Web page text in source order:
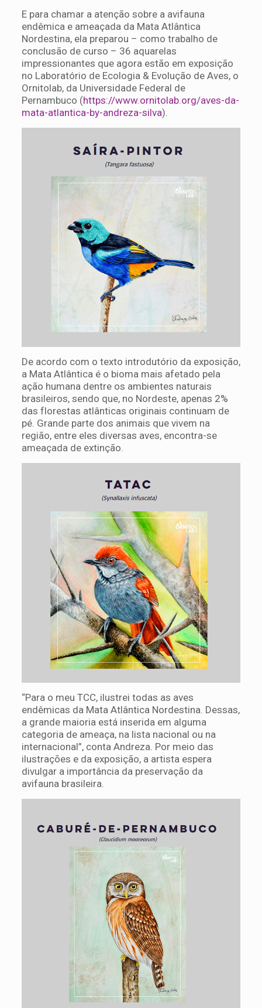
E para chamar a atenção sobre a avifauna
endêmica e ameaçada da Mata Atlântica
Nordestina, ela preparou – como trabalho de
conclusão de curso – 36 aquarelas
impressionantes que agora estão em exposição
no Laboratório de Ecologia & Evolução de Aves, o
Ornitolab, da Universidade Federal de
Pernambuco (https://www.ornitolab.org/aves-da-
mata-atlantica-by-andreza-silva).
De acordo com o texto introdutório da exposição,
a Mata Atlântica é o bioma mais afetado pela
ação humana dentre os ambientes naturais
brasileiros, sendo que, no Nordeste, apenas 2%
das florestas atlânticas originais continuam de
pé. Grande parte dos animais que vivem na
região, entre eles diversas aves, encontra-se
ameaçada de extinção.
“Para o meu TCC, ilustrei todas as aves
endêmicas da Mata Atlântica Nordestina. Dessas,
a grande maioria está inserida em alguma
categoria de ameaça, na lista nacional ou na
internacional”, conta Andreza. Por meio das
ilustrações e da exposição, a artista espera
divulgar a importância da preservação da
avifauna brasileira.